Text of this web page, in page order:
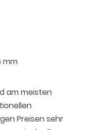
mm
am meisten
Preisen sehr